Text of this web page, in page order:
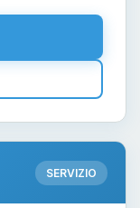
SERVIZIO